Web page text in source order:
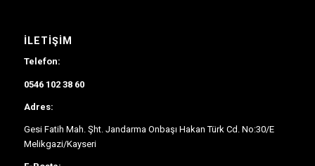
İLETIŞIM
Telefon:
0546 102 38 60
Adres:
Gesi Fatih Mah. Şht. Jandarma Onbaşı Hakan Türk Cd. No:30/E
Melikgazi/Kayseri